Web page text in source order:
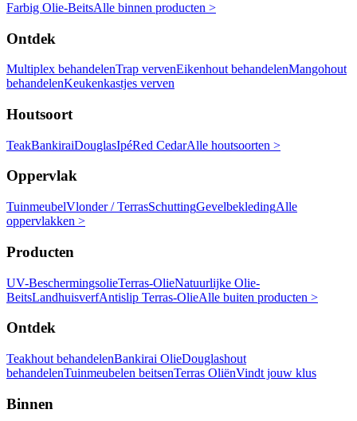
Farbig Olie-BeitsAlle binnen producten >
Ontdek
Multiplex behandelenTrap vervenEikenhout behandelenMangohout
behandelenKeukenkastjes verven
Houtsoort
TeakBankiraiDouglasIpéRed CedarAlle houtsoorten >
Oppervlak
TuinmeubelVlonder / TerrasSchuttingGevelbekledingAlle
oppervlakken >
Producten
UV-BeschermingsolieTerras-OlieNatuurlijke Olie-
BeitsLandhuisverfAntislip Terras-OlieAlle buiten producten >
Ontdek
Teakhout behandelenBankirai OlieDouglashout
behandelenTuinmeubelen beitsenTerras OliënVindt jouw klus
Binnen